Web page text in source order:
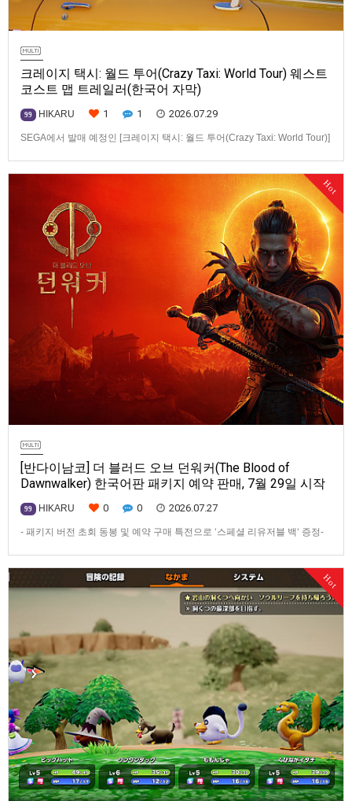
크레이지 택시: 월드 투어(Crazy Taxi: World Tour) 웨스트
코스트 맵 트레일러(한국어 자막)
99 HIKARU 1 1 2026.07.29
SEGA에서 발매 예정인 [크레이지 택시: 월드 투어(Crazy Taxi: World Tour)]
Hot
[반다이남코] 더 블러드 오브 던워커(The Blood of
Dawnwalker) 한국어판 패키지 예약 판매, 7월 29일 시작
99 HIKARU 0 0 2026.07.27
- 패키지 버전 초회 동봉 및 예약 구매 특전으로 ‘스페셜 리유저블 백‘ 증정-
브 던워커’(한국어판)의 패키지 예약 판매를 2026년 7월 29일(수) 시작한다
고 발표했다.■ 패키지 버전 초회 동봉 및 …
Hot